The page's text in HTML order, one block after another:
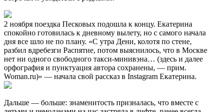
2 ноября поездка Песковых подошла к концу. Екатерина
спокойно готовилась к дневному вылету, но с самого начала
дня все шло не по плану. «С утра Дени, колотя по стене,
разбил вдребезги Распятие, потом выяснилось, что в Москве
нет ни одного свободного такси-минивэна… (здесь и далее
орфография и пунктуация автора сохранены, — прим.
Woman.ru)» — начала свой рассказ в Instagram Екатерина.
Дальше — больше: знаменитость призналась, что вместе с